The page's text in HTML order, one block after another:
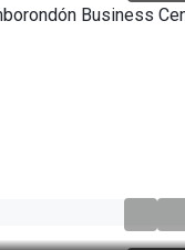
Business